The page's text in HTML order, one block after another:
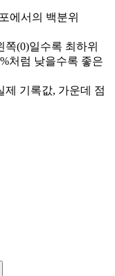
에서의 백분위
쪽(0)일수록 최하위
처럼 낮을수록 좋은
제 기록값, 가운데 점